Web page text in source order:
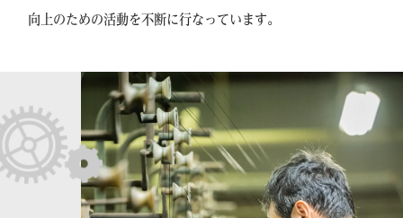
向上のための活動を不断に行なっています。